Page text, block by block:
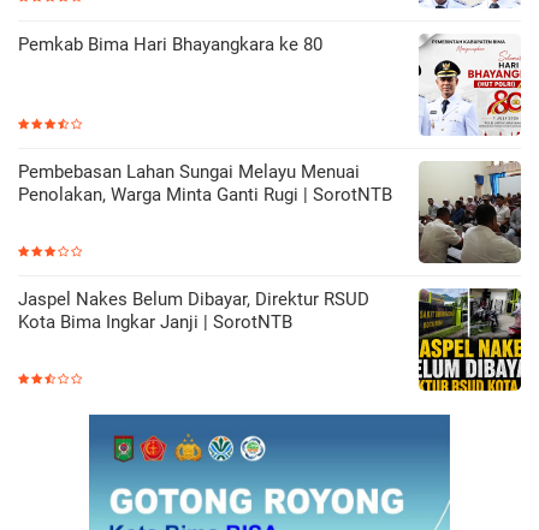
Pemkab Bima Hari Bhayangkara ke 80
Pembebasan Lahan Sungai Melayu Menuai
Penolakan, Warga Minta Ganti Rugi | SorotNTB
Jaspel Nakes Belum Dibayar, Direktur RSUD
Kota Bima Ingkar Janji | SorotNTB